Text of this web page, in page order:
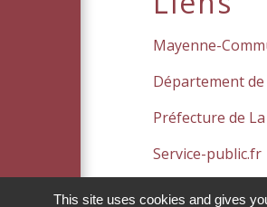
Mayenne-
Département
Préfecture de
Service-public.fr
This site uses cookies and gives